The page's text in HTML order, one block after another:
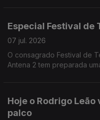
Especial Festival de
07 jul. 2026
O consagrado Festival de
Antena 2 tem preparada
Hoje o Rodrigo
palco